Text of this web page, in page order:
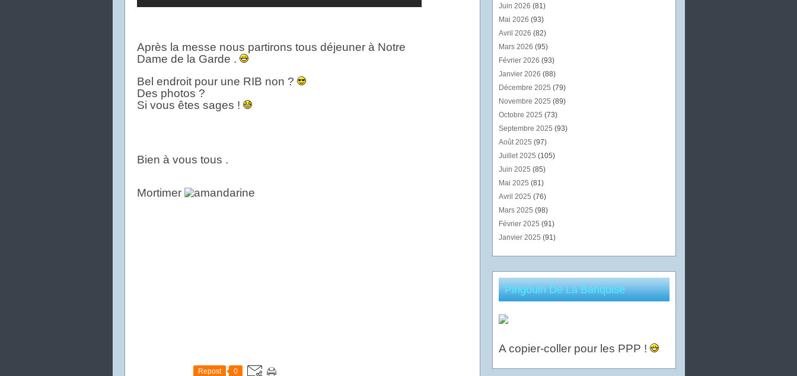
Après la messe nous partirons tous déjeuner à Notre
Dame de la Garde .
Bel endroit pour une RIB non ?
Des photos ?
Si vous êtes sages !
Bien à vous tous .
Mortimer
Repost 0
Juin 2026 (81)
Mai 2026 (93)
Avril 2026 (82)
Mars 2026 (95)
Février 2026 (93)
Janvier 2026 (88)
Décembre 2025 (79)
Novembre 2025 (89)
Octobre 2025 (73)
Septembre 2025 (93)
Août 2025 (97)
Juillet 2025 (105)
Juin 2025 (85)
Mai 2025 (81)
Avril 2025 (76)
Mars 2025 (98)
Février 2025 (91)
Janvier 2025 (91)
Pingouin De La Banquise
A copier-coller pour les PPP !